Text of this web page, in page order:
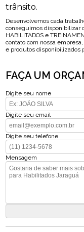
trânsito.
Desenvolvemos cada
conseguimos disponibilizar
HABILITADOS e
contato com nossa
e produtos disponibilizados
FAÇA UM
Digite seu nome
Digite seu email
Digite seu telefone
Mensagem